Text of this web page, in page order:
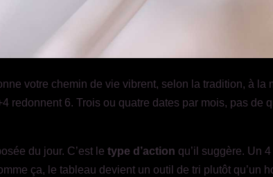
votre chemin de vie vibrent, selon la tradition, à la
redonnent 6. Trois ou quatre dates par mois, pas de
du jour. C’est letype d’action qu’il suggère. Un
ça, le tableau devient un outil de tri plutôt qu’un